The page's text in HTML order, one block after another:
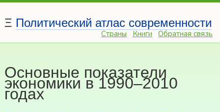
Ξ Политический атлас современности
Страны Книги Обратная связь
Основные показатели
экономики в 1990–2010
годах